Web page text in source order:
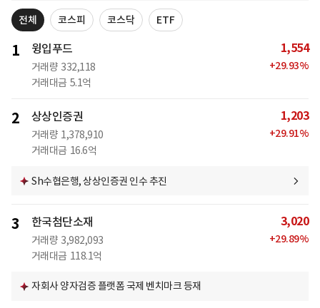
전체 코스피 코스닥 ETF
1 윙입푸드
거래량 332,118
거래대금 5.1억
1,554
+29.93%
2 상상인증권
거래량 1,378,910
거래대금 16.6억
1,203
+29.91%
Sh수협은행, 상상인증권 인수 추진
3 한국첨단소재
거래량 3,982,093
거래대금 118.1억
3,020
+29.89%
자회사 양자검증 플랫폼 국제 벤치마크 등재